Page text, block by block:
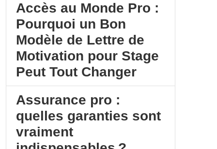
Accès au Monde Pro :
Pourquoi un Bon
Modèle de Lettre de
Motivation pour Stage
Peut Tout Changer
Assurance pro :
quelles garanties sont
vraiment